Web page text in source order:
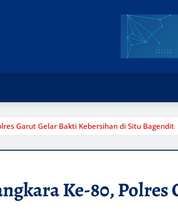
Garut Gelar Bakti Kebersihan di Situ Bagendit
Ke-80,